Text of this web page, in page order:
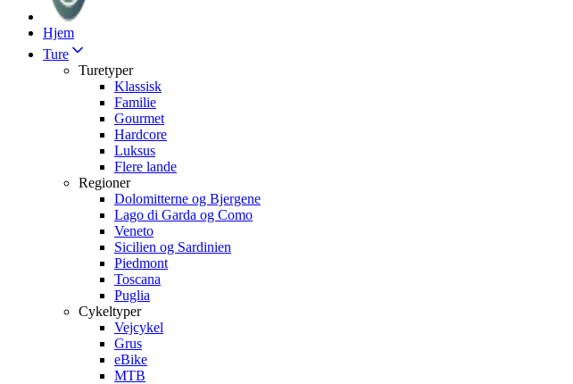
Hjem
Ture
Turetyper
Klassisk
Familie
Gourmet
Hardcore
Luksus
Flere lande
Regioner
Dolomitterne og Bjergene
Lago di Garda og Como
Veneto
Sicilien og Sardinien
Piedmont
Toscana
Puglia
Cykeltyper
Vejcykel
Grus
eBike
MTB